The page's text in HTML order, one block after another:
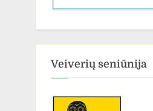
Veiverių seniūnija